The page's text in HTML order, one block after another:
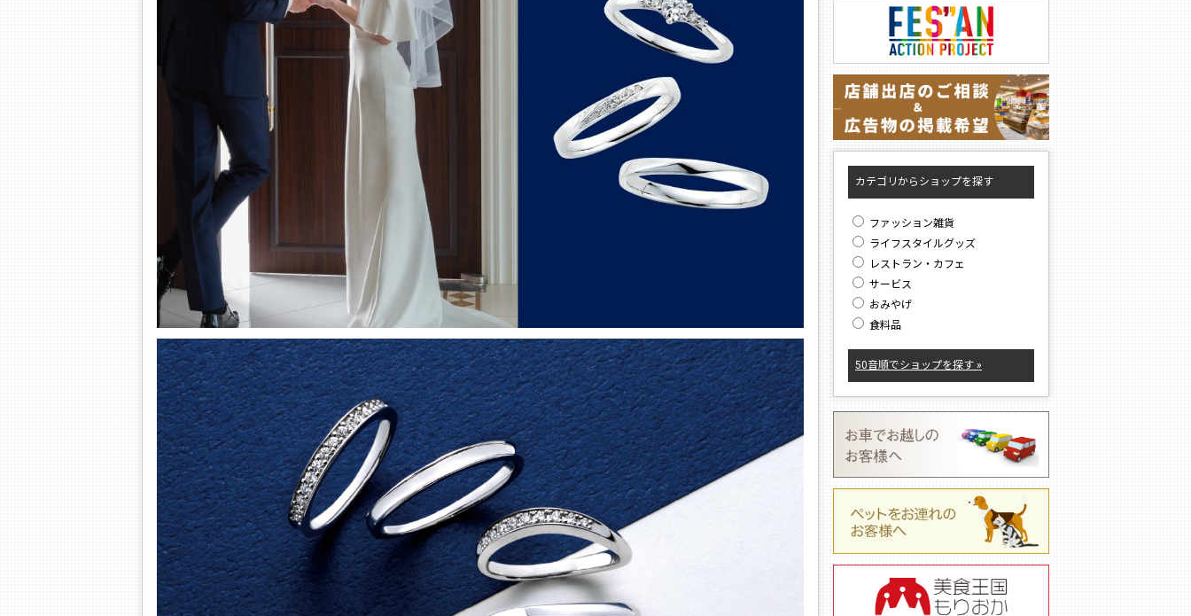
カテゴリからショップを探す
ファッション雑貨
ライフスタイルグッズ
レストラン・カフェ
サービス
おみやげ
食料品
50音順でショップを探す »